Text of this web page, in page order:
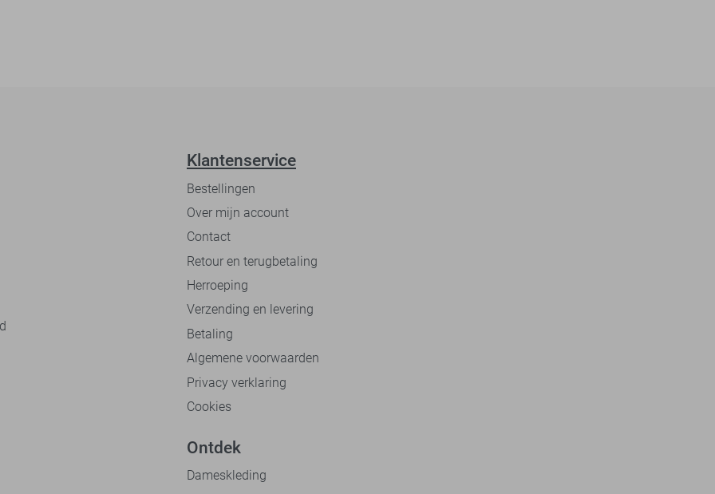
Klantenservice
Bestellingen
Over mijn account
Contact
Retour en terugbetaling
Herroeping
Verzending en levering
Betaling
Algemene voorwaarden
Privacy verklaring
Cookies
Ontdek
Dameskleding